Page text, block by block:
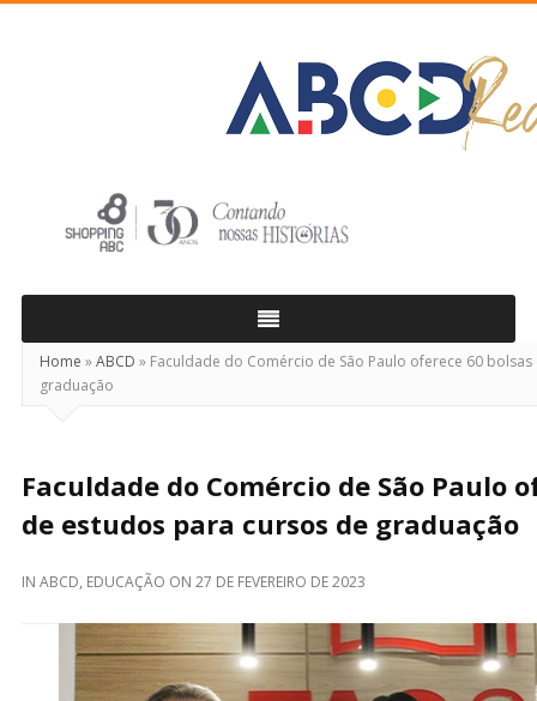
Home »ABCD » Faculdade do Comércio de São Paulo oferece 60
graduação
Faculdade do Comércio de São Paulo
de estudos para cursos de graduação
IN ABCD, EDUCAÇÃO ON 27 DE FEVEREIRO DE 2023